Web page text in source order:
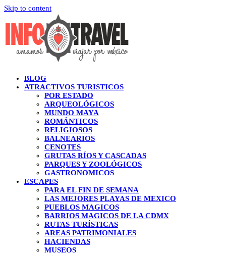
Skip to content
BLOG
ATRACTIVOS TURISTICOS
POR ESTADO
ARQUEOLÓGICOS
MUNDO MAYA
ROMÁNTICOS
RELIGIOSOS
BALNEARIOS
CENOTES
GRUTAS RÍOS Y CASCADAS
PARQUES Y ZOOLÓGICOS
GASTRONOMICOS
ESCAPES
PARA EL FIN DE SEMANA
LAS MEJORES PLAYAS DE MEXICO
PUEBLOS MAGICOS
BARRIOS MAGICOS DE LA CDMX
RUTAS TURÍSTICAS
AREAS PATRIMONIALES
HACIENDAS
MUSEOS